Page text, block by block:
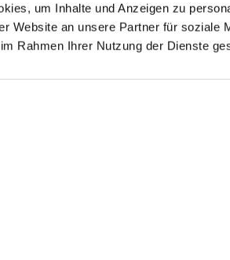
um Inhalte und Anzeigen zu
Website an unsere Partner für soziale
Rahmen Ihrer Nutzung der Dienste